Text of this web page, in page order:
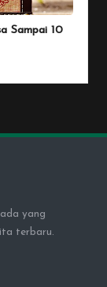
Sampai 10
yang
terbaru.